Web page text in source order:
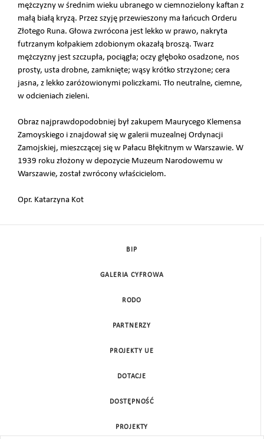
mężczyzny w średnim wieku ubranego w ciemnozielony kaftan z
małą białą kryzą. Przez szyję przewieszony ma łańcuch Orderu
Złotego Runa. Głowa zwrócona jest lekko w prawo, nakryta
futrzanym kołpakiem zdobionym okazałą broszą. Twarz
mężczyzny jest szczupła, pociągła; oczy głęboko osadzone, nos
prosty, usta drobne, zamknięte; wąsy krótko strzyżone; cera
jasna, z lekko zaróżowionymi policzkami. Tło neutralne, ciemne,
w odcieniach zieleni.
Obraz najprawdopodobniej był zakupem Maurycego Klemensa
Zamoyskiego i znajdował się w galerii muzealnej Ordynacji
Zamojskiej, mieszczącej się w Pałacu Błękitnym w Warszawie. W
1939 roku złożony w depozycie Muzeum Narodowemu w
Warszawie, został zwrócony właścicielom.
Opr. Katarzyna Kot
BIP
GALERIA CYFROWA
RODO
PARTNERZY
PROJEKTY UE
DOTACJE
DOSTĘPNOŚĆ
PROJEKTY